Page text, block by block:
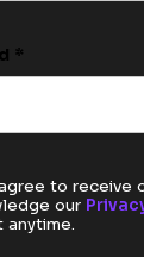
*
to receive
our
anytime.